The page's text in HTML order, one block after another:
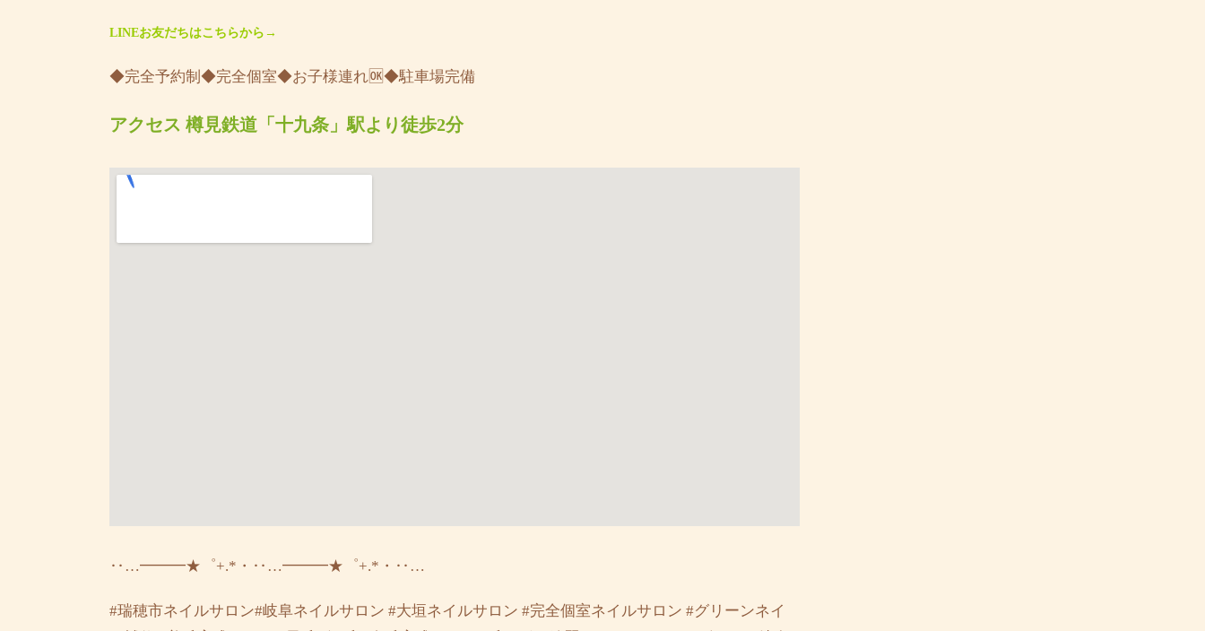
LINEお友だちはこちらから→
◆完全予約制◆完全個室◆お子様連れ🆗◆駐車場完備
アクセス 樽見鉄道「十九条」駅より徒歩2分
‥…━━━★゜+.*・‥…━━━★゜+.*・‥…
#瑞穂市ネイルサロン#岐阜ネイルサロン #大垣ネイルサロン #完全個室ネイルサロン #グリーンネイ